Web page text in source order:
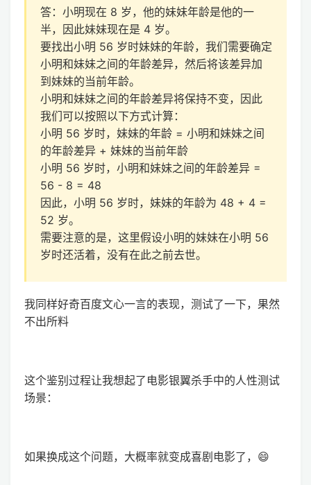
答：小明现在 8 岁，他的妹妹年龄是他的一
半，因此妹妹现在是 4 岁。
要找出小明 56 岁时妹妹的年龄，我们需要确定
小明和妹妹之间的年龄差异，然后将该差异加
到妹妹的当前年龄。
小明和妹妹之间的年龄差异将保持不变，因此
我们可以按照以下方式计算：
小明 56 岁时，妹妹的年龄 = 小明和妹妹之间
的年龄差异 + 妹妹的当前年龄
小明 56 岁时，小明和妹妹之间的年龄差异 =
56 - 8 = 48
因此，小明 56 岁时，妹妹的年龄为 48 + 4 =
52 岁。
需要注意的是，这里假设小明的妹妹在小明 56
岁时还活着，没有在此之前去世。
我同样好奇百度文心一言的表现，测试了一下，果然
不出所料
这个鉴别过程让我想起了电影银翼杀手中的人性测试
场景：
如果换成这个问题，大概率就变成喜剧电影了，😄